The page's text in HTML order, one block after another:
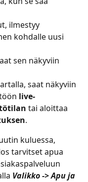
ilmestyy
kohdalle uusi
sen näkyviin
saat näkyviin
live-
tai aloittaa
.
kuluessa,
tarvitset apua
Valikko -> Apu ja